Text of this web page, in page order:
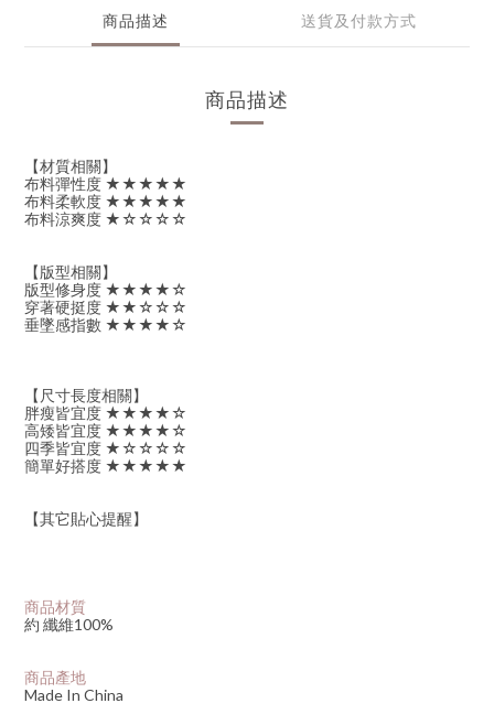
商品描述 送貨及付款方式
商品描述
【材質相關】
布料彈性度 ★★★★★
布料柔軟度 ★★★★★
布料涼爽度 ★☆☆☆☆
【版型相關】
版型修身度 ★★★★☆
穿著硬挺度 ★★☆☆☆
垂墜感指數 ★★★★☆
【尺寸長度相關】
胖瘦皆宜度 ★★★★☆
高矮皆宜度 ★★★★☆
四季皆宜度 ★☆☆☆☆
簡單好搭度 ★★★★★
【其它貼心提醒】
商品材質
約 纖維100%
商品產地
Made In China